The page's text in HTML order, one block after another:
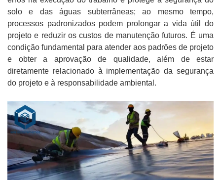
solo e das águas subterrâneas; ao mesmo tempo,
processos padronizados podem prolongar a vida útil do
projeto e reduzir os custos de manutenção futuros. É uma
condição fundamental para atender aos padrões de projeto
e obter a aprovação de qualidade, além de estar
diretamente relacionado à implementação da segurança
do projeto e à responsabilidade ambiental.